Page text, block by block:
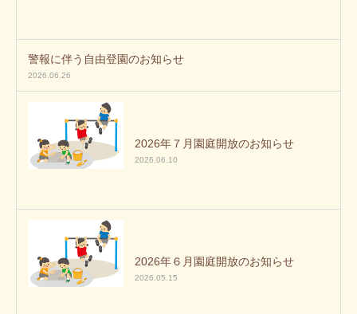
警報に伴う自由登園のお知らせ
2026.06.26
2026年７月園庭開放のお知らせ
2026.06.10
2026年６月園庭開放のお知らせ
2026.05.15